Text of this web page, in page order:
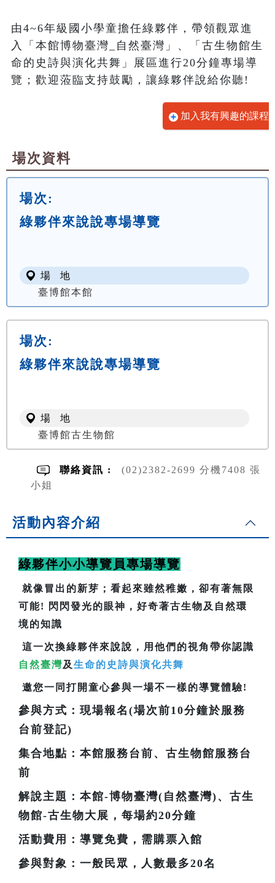
由4~6年級國小學童擔任綠夥伴，帶領觀眾進
入「本館博物臺灣_自然臺灣」、「古生物館生
命的史詩與演化共舞」展區進行20分鐘專場導
覽；歡迎蒞臨支持鼓勵，讓綠夥伴說給你聽!
加入我有興趣的課程
場次資料
場次:
綠夥伴來說說專場導覽
場 地
臺博館本館
場次:
綠夥伴來說說專場導覽
場 地
臺博館古生物館
聯絡資訊 :
(02)2382-2699 分機7408 張
小姐
活動內容介紹
綠夥伴小小導覽員專場導覽
就像冒出的新芽；看起來雖然稚嫩，卻有著無限
可能! 閃閃發光的眼神，好奇著古生物及自然環
境的知識
這一次換綠夥伴來說說，用他們的視角帶你認識
自然臺灣及 生命的史詩與演化共舞
邀您一同打開童心參與一場不一樣的導覽體驗!
參與方式：現場報名(場次前10分鐘於服務
台前登記)
集合地點：本館服務台前、古生物館服務台
前
解說主題：本館-博物臺灣(自然臺灣)、古生
物館-古生物大展，每場約20分鐘
活動費用：導覽免費，需購票入館
參與對象：一般民眾，人數最多20名